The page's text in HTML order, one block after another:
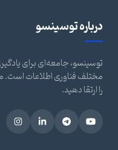
درباره توسینسو
توسینسو، جامعه‌ای برای
مختلف فناوری اطلاعات است.
را ارتقا دهید.